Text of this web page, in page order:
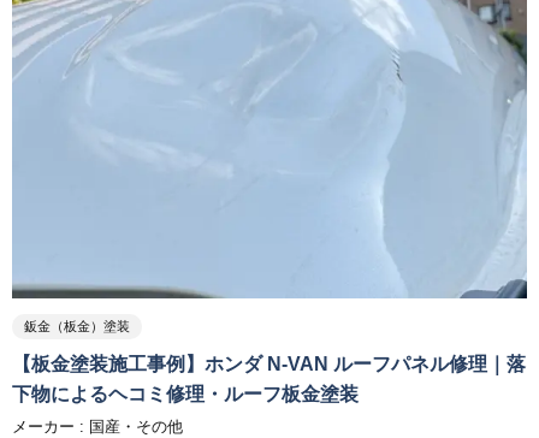
鈑金（板金）塗装
【板金塗装施工事例】ホンダ N-VAN ルーフパネル修理｜落
下物によるヘコミ修理・ルーフ板金塗装
メーカー : 国産・その他